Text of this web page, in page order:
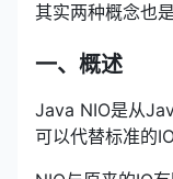
其实两种概念也是
一、概述
Java NIO是从
可以代替标准的IO